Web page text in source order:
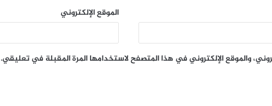
الموقع الإلكتروني
والموقع الإلكتروني في هذا المتصفح لاستخدامها المرة المقبلة في تعليقي.